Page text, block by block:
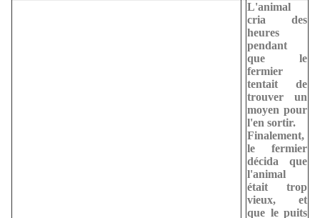
L'animal
cria des
heures
pendant
que le
fermier
tentait de
trouver un
moyen pour
l'en sortir.
Finalement,
le fermier
décida que
l'animal
était trop
vieux, et
que le puits